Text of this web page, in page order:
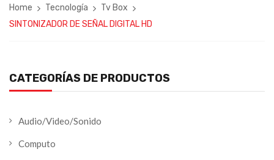
Home Tecnología
Tv Box
SINTONIZADOR DE SEÑAL DIGITAL HD
CATEGORÍAS DE PRODUCTOS
Audio/Video/Sonido
Computo